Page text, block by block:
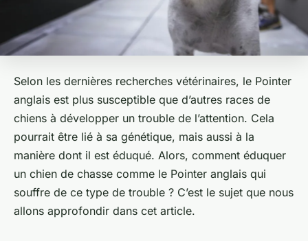
Selon les dernières recherches vétérinaires, le Pointer
anglais est plus susceptible que d’autres races de
chiens à développer un trouble de l’attention. Cela
pourrait être lié à sa génétique, mais aussi à la
manière dont il est éduqué. Alors, comment éduquer
un chien de chasse comme le Pointer anglais qui
souffre de ce type de trouble ? C’est le sujet que nous
allons approfondir dans cet article.